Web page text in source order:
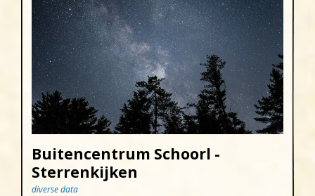
Buitencentrum Schoorl -
Sterrenkijken
diverse data